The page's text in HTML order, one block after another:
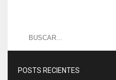
POSTS RECIENTES